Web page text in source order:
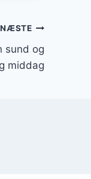
NÆSTE
sund og
middag